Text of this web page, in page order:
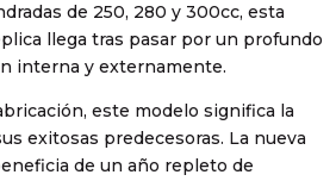
de 250, 280 y 300cc, esta
llega tras pasar por un profundo
interna y externamente.
este modelo significa la
exitosas predecesoras. La nueva
de un año repleto de